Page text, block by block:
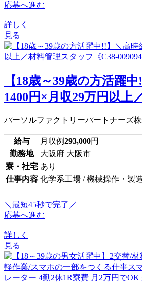
応募へ進む
詳しく
見る
【18歳～39歳の方活躍
1400円×月収29万円以上
パーソルファクトリーパートナーズ
給与 月収例293,000円
勤務地
大阪府 大阪市
寮・社宅 あり
仕事内容 化学系工場 / 機械操作・製
＼最短45秒で完了／
応募へ進む
詳しく
見る